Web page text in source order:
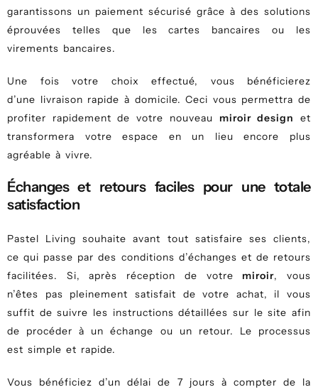
garantissons un paiement sécurisé grâce à des solutions
éprouvées telles que les cartes bancaires ou les
virements bancaires.
Une fois votre choix effectué, vous bénéficierez
d’une livraison rapide à domicile. Ceci vous permettra de
profiter rapidement de votre nouveau miroir design
et
transformera votre espace en un lieu encore plus
agréable à vivre.
Échanges et retours faciles pour une totale
satisfaction
Pastel Living souhaite avant tout satisfaire ses clients,
ce qui passe par des conditions d’échanges et de retours
facilitées. Si, après réception de votre miroir, vous
n’êtes pas pleinement satisfait de votre achat, il vous
suffit de suivre les instructions détaillées sur le site afin
de procéder à un échange ou un retour. Le processus
est simple et rapide.
Vous bénéficiez d’un délai de 7 jours à compter de la